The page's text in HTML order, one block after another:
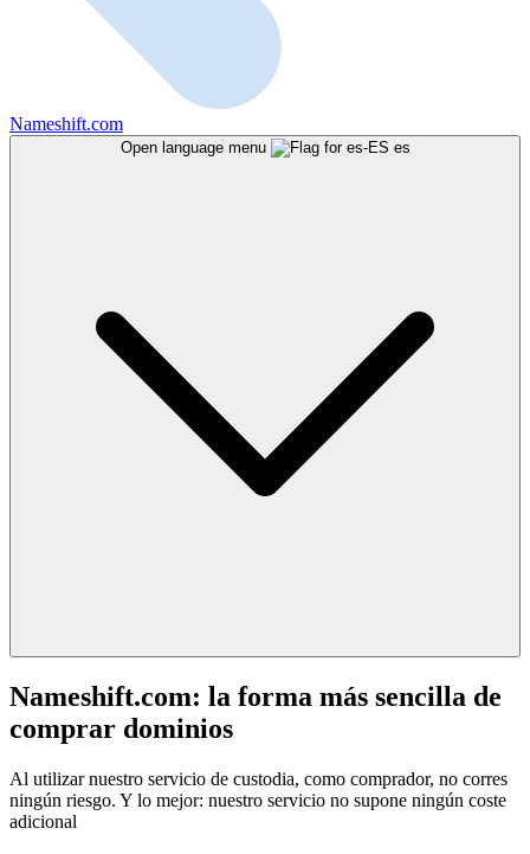
Nameshift.com
Open language menu es
Nameshift.com: la forma más sencilla de
comprar dominios
Al utilizar nuestro servicio de custodia, como comprador, no corres
ningún riesgo. Y lo mejor: nuestro servicio no supone ningún coste
adicional